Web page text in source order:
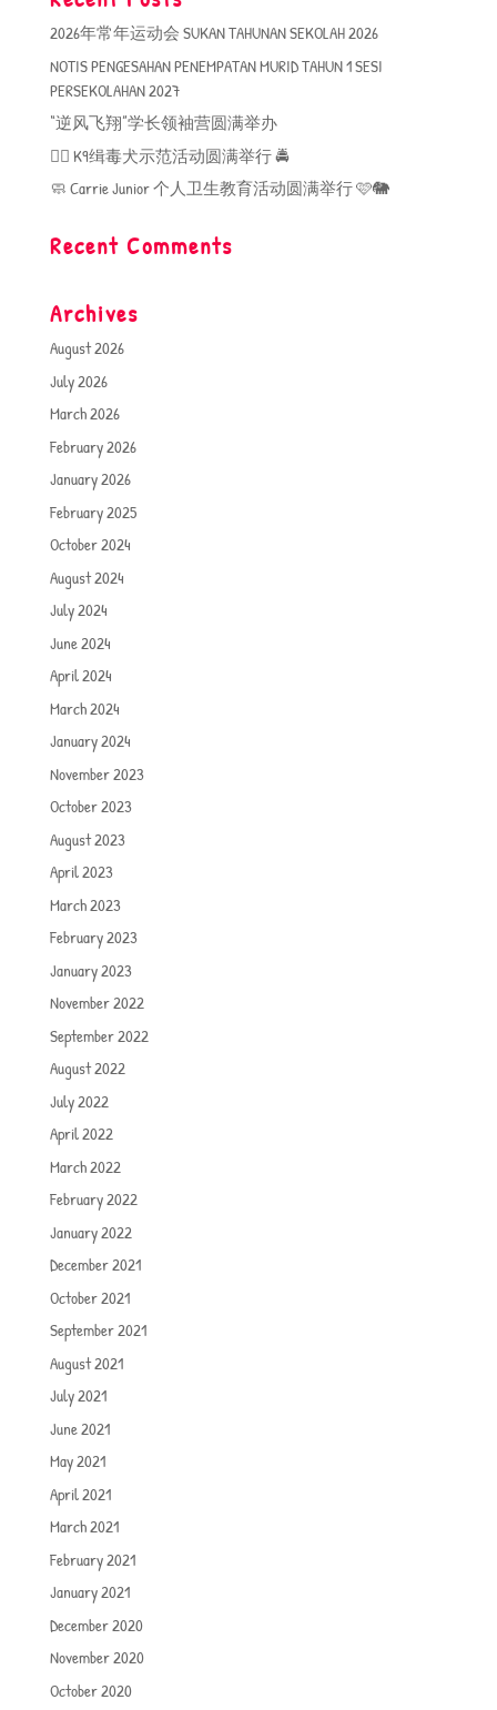
2026年常年运动会 SUKAN TAHUNAN SEKOLAH 2026
NOTIS PENGESAHAN PENEMPATAN MURID TAHUN 1 SESI
PERSEKOLAHAN 2027
“逆风飞翔”学长领袖营圆满举办
🐕‍🦺 K9缉毒犬示范活动圆满举行 🚔
🧼 Carrie Junior 个人卫生教育活动圆满举行 🩷🐘
Recent Comments
Archives
August 2026
July 2026
March 2026
February 2026
January 2026
February 2025
October 2024
August 2024
July 2024
June 2024
April 2024
March 2024
January 2024
November 2023
October 2023
August 2023
April 2023
March 2023
February 2023
January 2023
November 2022
September 2022
August 2022
July 2022
April 2022
March 2022
February 2022
January 2022
December 2021
October 2021
September 2021
August 2021
July 2021
June 2021
May 2021
April 2021
March 2021
February 2021
January 2021
December 2020
November 2020
October 2020